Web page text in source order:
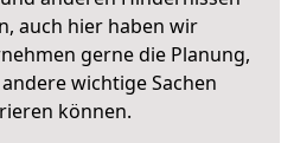
auch hier haben wir
gerne die Planung,
wichtige Sachen
können.